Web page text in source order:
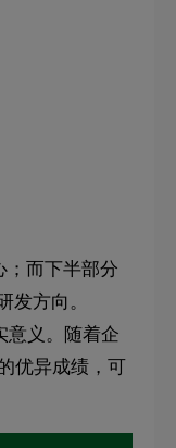
；而下半部分
方向。
意义。随着企
优异成绩，可